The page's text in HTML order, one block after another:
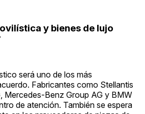
y bienes de lujo
será uno de los más
Fabricantes como Stellantis
Mercedes-Benz Group AG y BMW
de atención. También se espera